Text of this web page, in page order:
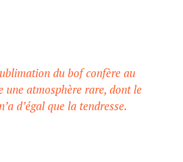
du bofconfère au
une atmosphère rare, dont le
d’égal que la tendresse.